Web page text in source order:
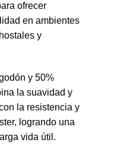
ofrecer
en ambientes
y
y 50%
la suavidad y
la resistencia y
logrando una
vida útil.